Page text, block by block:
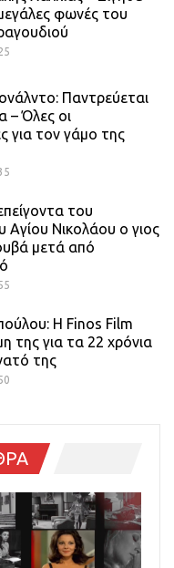
φωνές του
Παντρεύεται
– Όλες οι
για τον γάμο της
του
Αγίου Νικολάου ο γιος
μετά από
Η Finos Film
της για τα 22 χρόνια
της